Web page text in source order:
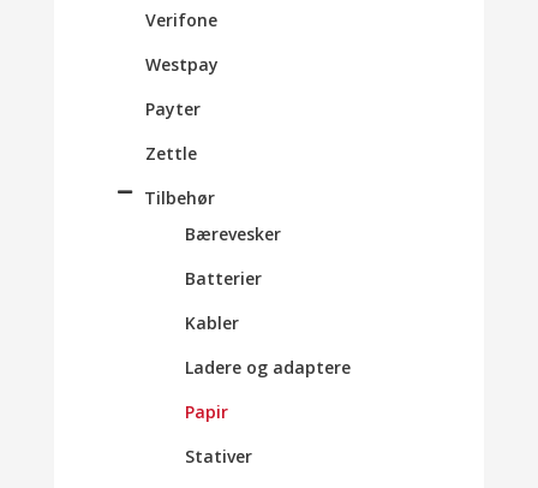
Verifone
Westpay
Payter
Zettle
Tilbehør
Bærevesker
Batterier
Kabler
Ladere og adaptere
Papir
Stativer